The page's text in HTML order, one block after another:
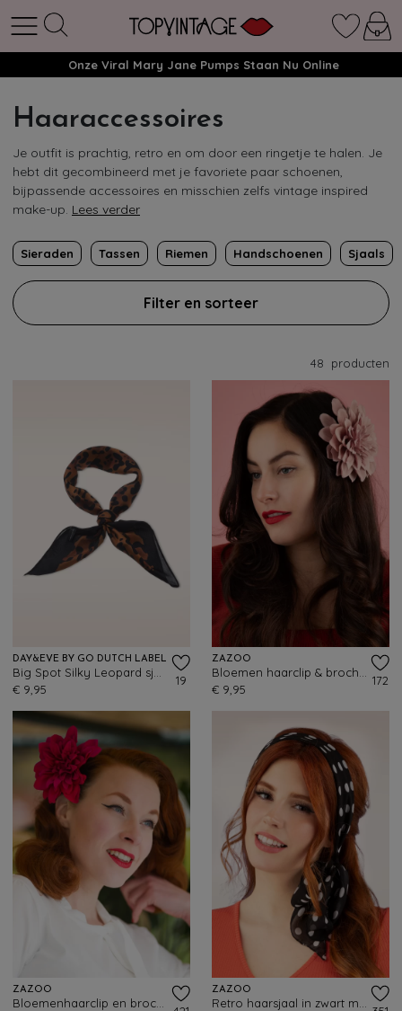
Onze Viral Mary Jane Pumps Staan Nu Online
Haaraccessoires
Je outfit is prachtig, retro en om door een ringetje te halen. Je
hebt dit gecombineerd met je favoriete paar schoenen,
bijpassende accessoires en misschien zelfs vintage inspired
make-up. Lees verder
Sieraden Tassen Riemen Handschoenen Sjaals
Filter en sorteer
48 producten
DAY&EVE BY GO DUTCH LABEL
€ 9,95
19
ZAZOO
€ 9,95
172
ZAZOO ZAZOO